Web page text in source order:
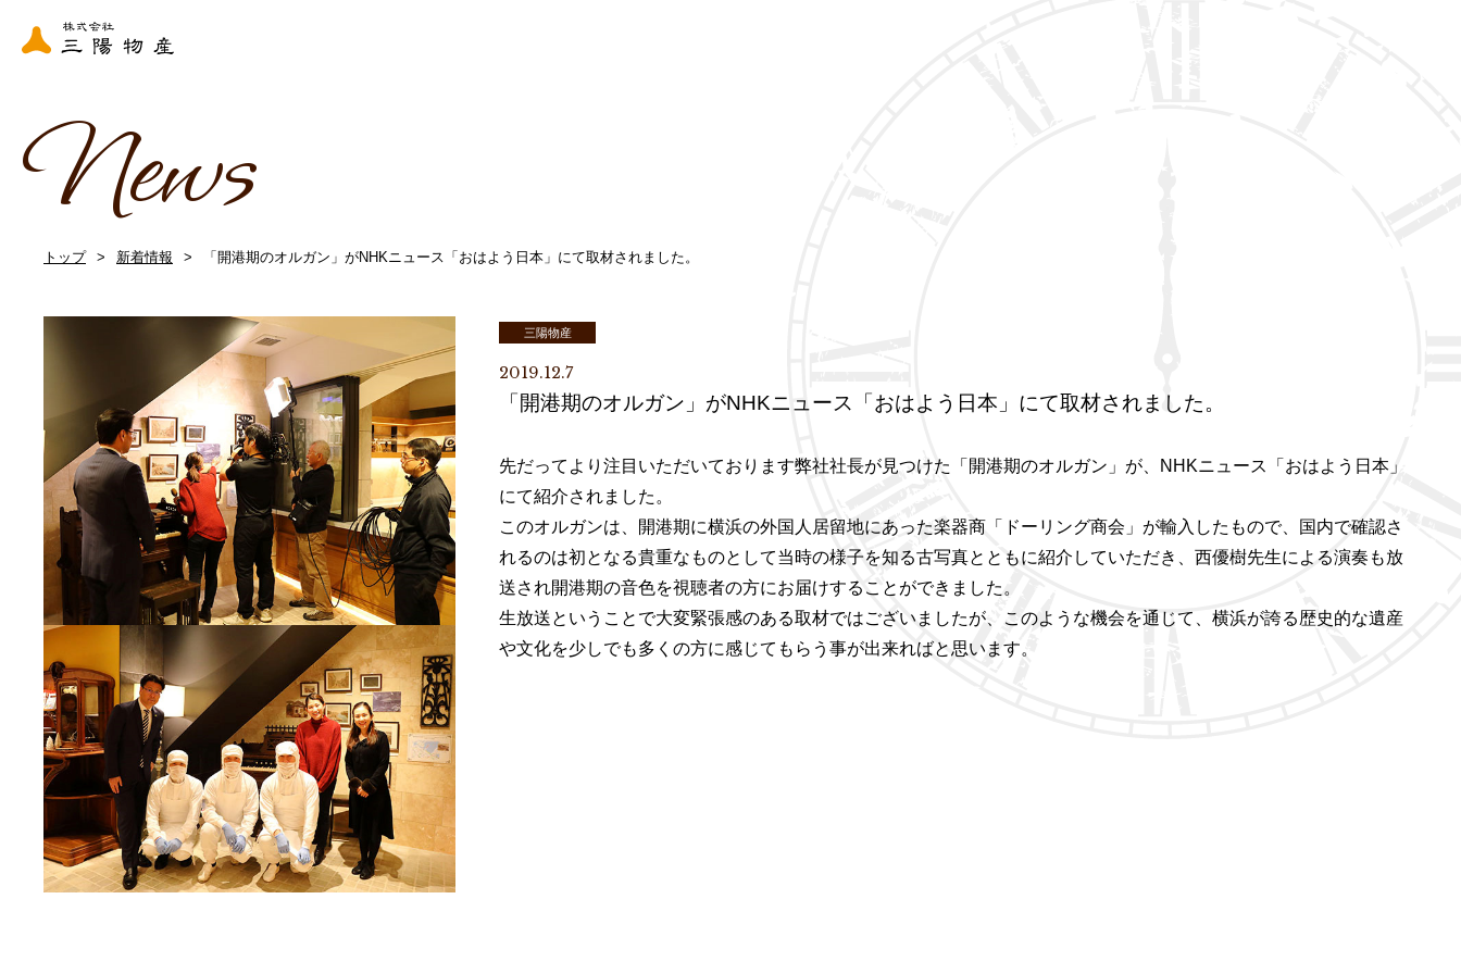
News
トップ 新着情報 「開港期のオルガン」がNHKニュース「おはよう日本」にて取材されました。
三陽物産
2019.12.7
「開港期のオルガン」がNHKニュース「おはよう日本」にて取材されました。
先だってより注目いただいております弊社社長が見つけた「開港期のオルガン」が、NHKニュース「おはよう日本」
にて紹介されました。
このオルガンは、開港期に横浜の外国人居留地にあった楽器商「ドーリング商会」が輸入したもので、国内で確認さ
れるのは初となる貴重なものとして当時の様子を知る古写真とともに紹介していただき、西優樹先生による演奏も放
送され開港期の音色を視聴者の方にお届けすることができました。
生放送ということで大変緊張感のある取材ではございましたが、このような機会を通じて、横浜が誇る歴史的な遺産
や文化を少しでも多くの方に感じてもらう事が出来ればと思います。